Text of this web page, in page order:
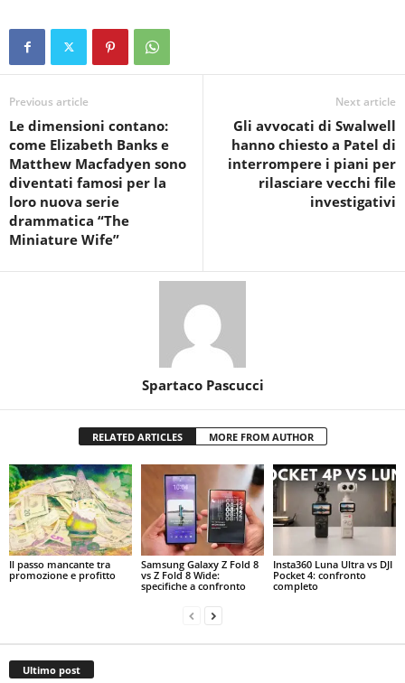
Previous article
Le dimensioni contano:
come Elizabeth Banks e
Matthew Macfadyen sono
diventati famosi per la
loro nuova serie
drammatica “The
Miniature Wife”
Next article
Gli avvocati di Swalwell
hanno chiesto a Patel di
interrompere i piani per
rilasciare vecchi file
investigativi
Spartaco Pascucci
RELATED ARTICLES MORE FROM AUTHOR
Il passo mancante tra
promozione e profitto
Samsung Galaxy Z Fold 8
vs Z Fold 8 Wide:
specifiche a confronto
Insta360 Luna Ultra vs DJI
Pocket 4: confronto
completo
Ultimo post